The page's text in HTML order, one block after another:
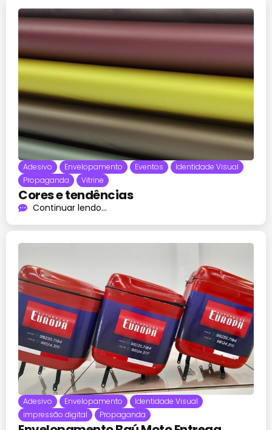
Adesivo Envelopamento Eventos
Identidade Visual
Propaganda
Vitrine
Cores e tendências
Continuar lendo...
Adesivo Envelopamento
Identidade Visual
impressão digital
Propaganda